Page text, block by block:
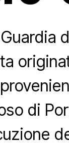
di